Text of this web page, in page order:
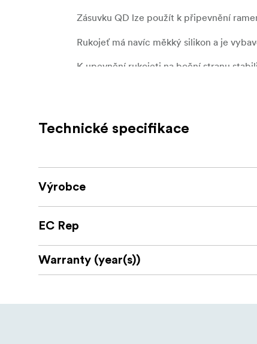
Zásuvku QD lze použít k připevnění
Rukojeť má navíc měkký silikon a je
K upevnění rukojeti na boční stranu
Kompatibilita:
Technické specifikace
Výrobce
EC Rep
Warranty (year(s))